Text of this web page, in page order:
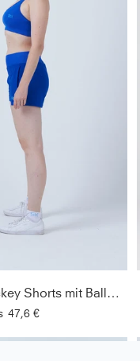
Advantage Hockey Shorts mit Ballhalter, kobaltblau
47,6 €